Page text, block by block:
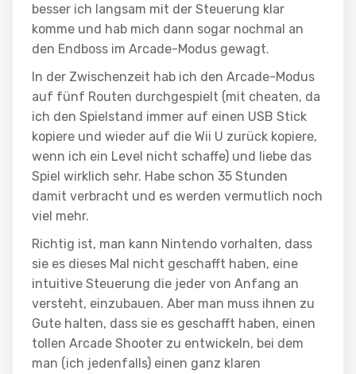
besser ich langsam mit der Steuerung klar
komme und hab mich dann sogar nochmal an
den Endboss im Arcade-Modus gewagt.
In der Zwischenzeit hab ich den Arcade-Modus
auf fünf Routen durchgespielt (mit cheaten, da
ich den Spielstand immer auf einen USB Stick
kopiere und wieder auf die Wii U zurück kopiere,
wenn ich ein Level nicht schaffe) und liebe das
Spiel wirklich sehr. Habe schon 35 Stunden
damit verbracht und es werden vermutlich noch
viel mehr.
Richtig ist, man kann Nintendo vorhalten, dass
sie es dieses Mal nicht geschafft haben, eine
intuitive Steuerung die jeder von Anfang an
versteht, einzubauen. Aber man muss ihnen zu
Gute halten, dass sie es geschafft haben, einen
tollen Arcade Shooter zu entwickeln, bei dem
man (ich jedenfalls) einen ganz klaren